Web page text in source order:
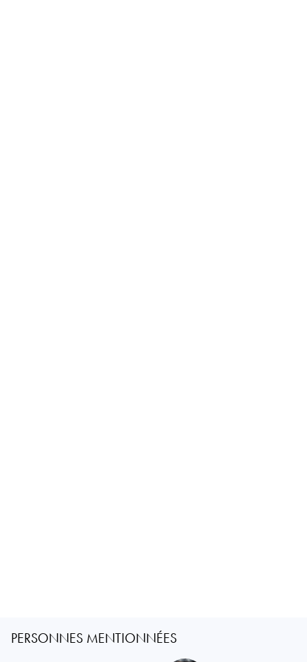
PERSONNES MENTIONNÉES